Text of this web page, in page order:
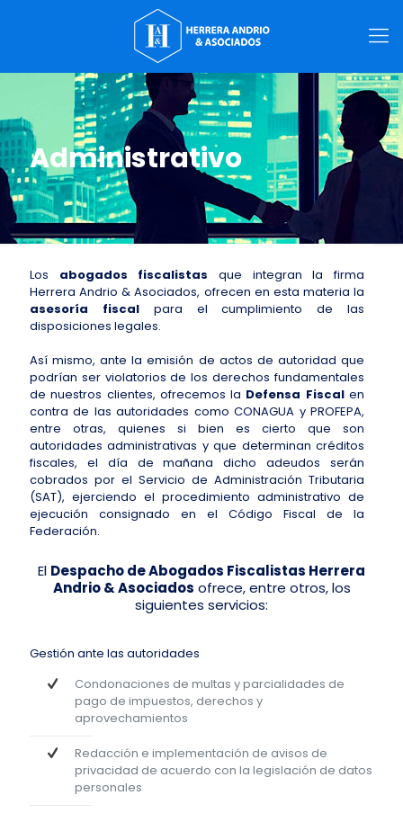
Administrativo
Los abogados fiscalistas que integran la firma
Herrera Andrio & Asociados, ofrecen en esta materia la
asesoría fiscal para el cumplimiento de las
disposiciones legales.
Así mismo, ante la emisión de actos de autoridad que
podrían ser violatorios de los derechos fundamentales
de nuestros clientes, ofrecemos la Defensa Fiscalen
contra de las autoridades como CONAGUA y PROFEPA,
entre otras, quienes si bien es cierto que son
autoridades administrativas y que determinan créditos
fiscales, el día de mañana dicho adeudos serán
cobrados por el Servicio de Administración Tributaria
(SAT), ejerciendo el procedimiento administrativo de
ejecución consignado en el Código Fiscal de la
Federación.
El Despacho de Abogados Fiscalistas Herrera
Andrio & Asociados ofrece, entre otros, los
siguientes servicios:
Gestión ante las autoridades
Condonaciones de multas y parcialidades de
pago de impuestos, derechos y
aprovechamientos
Redacción e implementación de avisos de
privacidad de acuerdo con la legislación de datos
personales